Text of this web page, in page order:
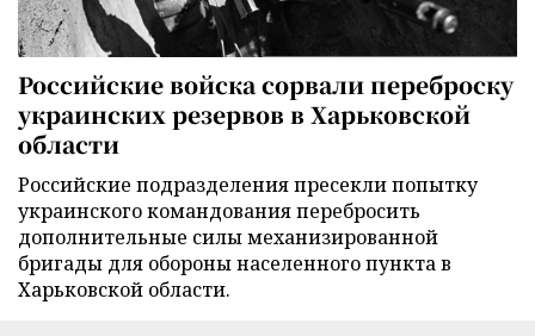
Российские войска сорвали переброску
украинских резервов в Харьковской
области
Российские подразделения пресекли попытку
украинского командования перебросить
дополнительные силы механизированной
бригады для обороны населенного пункта в
Харьковской области.